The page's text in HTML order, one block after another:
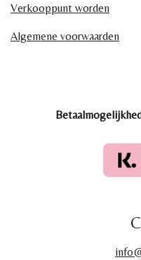
Verkooppunt worden
Algemene voorwaarden